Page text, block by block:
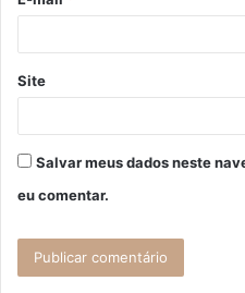
*
Site
Salvar meus dados neste
eu comentar.